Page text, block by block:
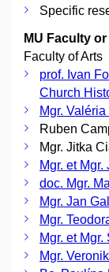
Specific
MU Faculty
Faculty of Arts
prof. Ivan
Church
Mgr.
Ruben
Mgr. Jitka
Mgr. et
doc. Mgr.
Mgr. Jan
Mgr.
Mgr. et
Mgr.